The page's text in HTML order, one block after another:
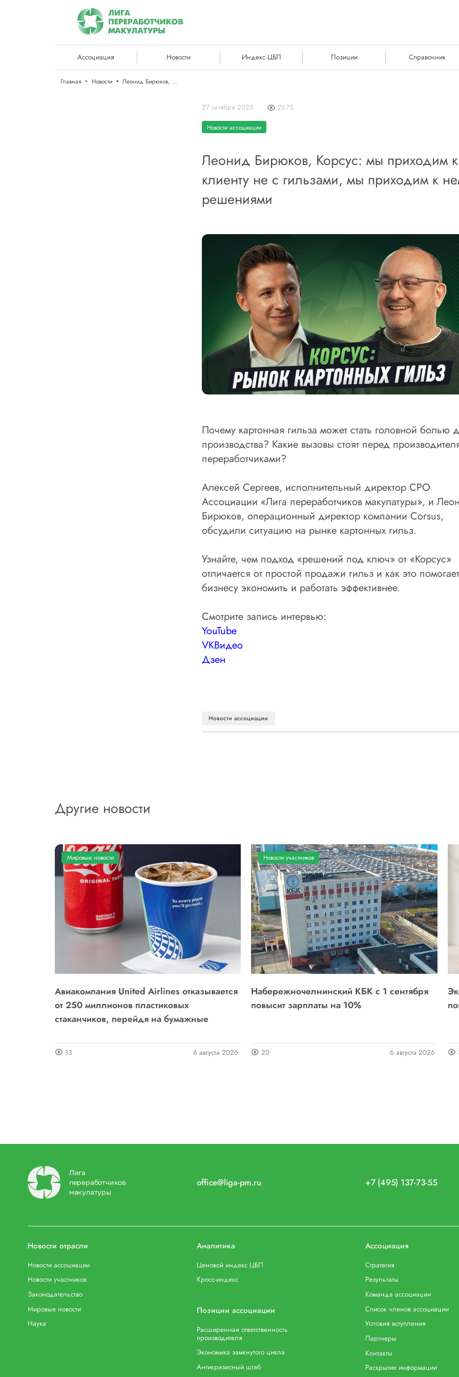
Ассоциация Новости Индекс ЦБП Позиции Справочник
Главная Новости Леонид Бирюков, Корсус: мы приходим к клиенту не с гильзами, мы приходим к нему с решениями
27 октября 2025 2675
Новости ассоциации
Леонид Бирюков, Корсус: мы приходим к
клиенту не с гильзами, мы приходим к
решениями
Почему картонная гильза может стать головной болью
производства? Какие вызовы стоят перед
переработчиками?
Алексей Сергеев, исполнительный директор СРО
Ассоциации «Лига переработчиков макулатуры», и
Бирюков, операционный директор компании Corsus,
обсудили ситуацию на рынке картонных гильз.
Узнайте, чем подход «решений под ключ» от «Корсус»
отличается от простой продажи гильз и как это помогает
бизнесу экономить и работать эффективнее.
Смотрите запись интервью:
YouTube
VKВидео
Дзен
Новости ассоциации
Другие новости
Мировые новости
Авиакомпания United Airlines отказывается
от 250 миллионов пластиковых
стаканчиков, перейдя на бумажные
13 6 августа 2026
Новости участников
Набережночелнинский КБК с 1 сентября
повысит зарплаты на 10%
20 6 августа 2026
Лига
переработчиков
макулатуры
office@liga-pm.ru +7 (495) 137-73-55
Новости отрасли
Новости ассоциации
Новости участников
Законодательство
Мировые новости
Наука
Аналитика
Ценовой индекс ЦБП
Кросс-индекс
Позиции ассоциации
Расширенная ответственность
производителя
Экономика замкнутого цикла
Антикризисный штаб
Ассоциация
Стратегия
Результаты
Команда ассоциации
Список членов ассоциации
Условия вступления
Партнеры
Контакты
Раскрытие информации